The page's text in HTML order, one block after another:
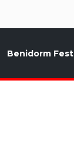
Benidorm Fest